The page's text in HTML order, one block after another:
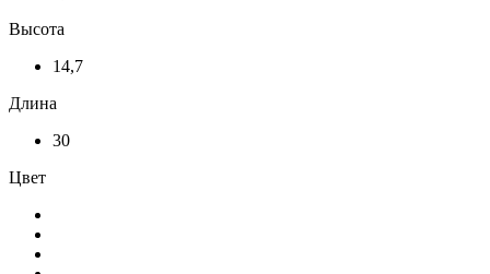
Высота
14,7
Длина
30
Цвет